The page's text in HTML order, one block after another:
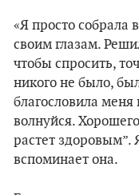
«Я просто собрала
своим глазам.
чтобы спросить,
никого не было,
благословила меня
волнуйся.
растет здоровым”.
вспоминает она.